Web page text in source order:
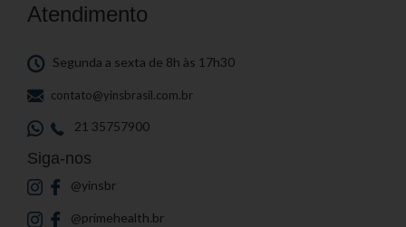
Atendimento
Segunda a sexta de 8h às 17h30
contato@yinsbrasil.com.br
21 35757900
Siga-nos
@yinsbr
@primehealth.br